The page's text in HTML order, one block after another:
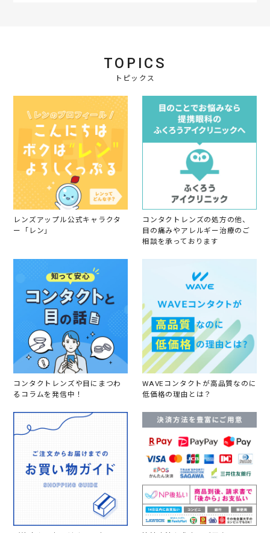
TOPICS
トピックス
レンズアップル公式キャラクタ
ー「レン」
コンタクトレンズの処方の他、
目の痛みやアレルギー治療のご
相談を承っております
コンタクトレンズや目にまつわ
るコラムを発信中！
WAVEコンタクトが高品質なのに
低価格の理由とは？